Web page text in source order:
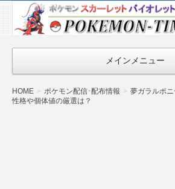
ポケモン最新
情報まとめ
『POKEMON-
TIMES』
メインメニュー
HOME ポケモン配信･配布情報
夢ガラルポ
性格や個体値の厳選は？